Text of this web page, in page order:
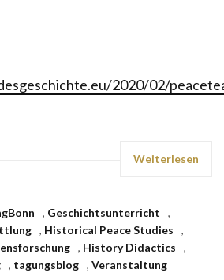
2020/02/
Weiterlesen
, Geschichtsunterricht
,
, Historical Peace Studies
,
, History Didactics
,
, tagungsblog , Veranstaltung